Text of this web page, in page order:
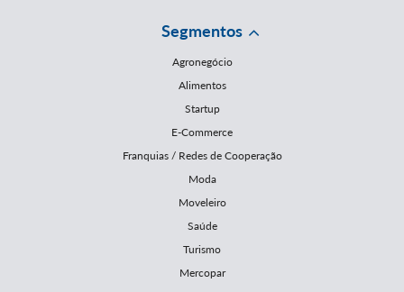
Segmentos
Agronegócio
Alimentos
Startup
E-Commerce
Franquias / Redes de Cooperação
Moda
Moveleiro
Saúde
Turismo
Mercopar